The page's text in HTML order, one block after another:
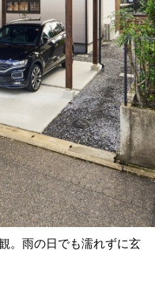
。雨の日でも濡れずに玄